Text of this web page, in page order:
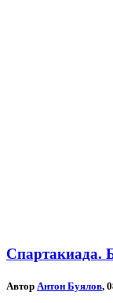
Спартакиада.
Автор Антон Буялов,